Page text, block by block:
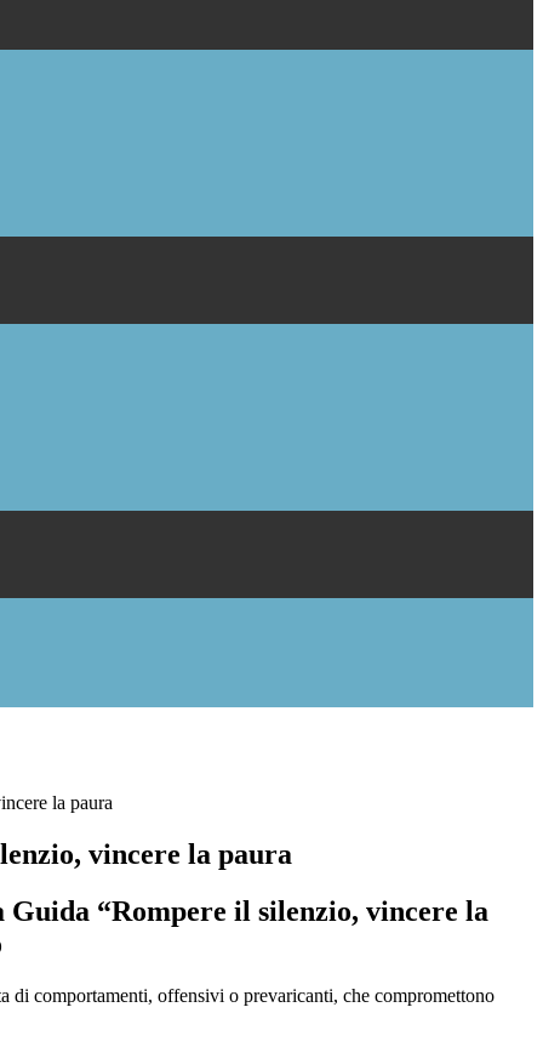
la paura
vincere la paura
Guida “Rompere il silenzio, vincere la
di comportamenti, offensivi o prevaricanti, che compromettono